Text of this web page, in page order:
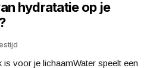
hydratatie op je
is voor je lichaamWater speelt een